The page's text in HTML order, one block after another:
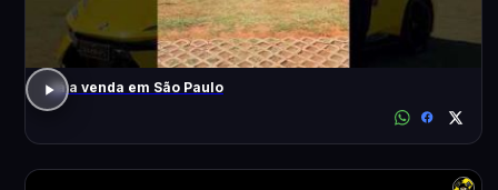
Já a venda em São Paulo